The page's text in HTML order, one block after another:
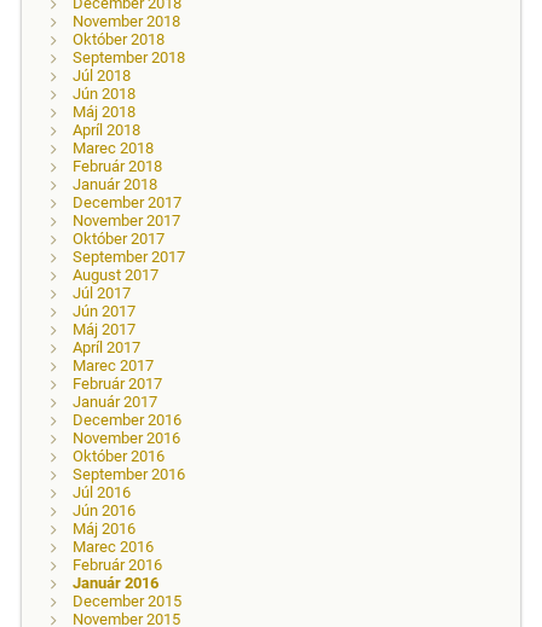
November 2018
Október 2018
September 2018
Júl 2018
Jún 2018
Máj 2018
Apríl 2018
Marec 2018
Február 2018
Január 2018
December 2017
November 2017
Október 2017
September 2017
August 2017
Júl 2017
Jún 2017
Máj 2017
Apríl 2017
Marec 2017
Február 2017
Január 2017
December 2016
November 2016
Október 2016
September 2016
Júl 2016
Jún 2016
Máj 2016
Marec 2016
Február 2016
Január 2016
December 2015
November 2015